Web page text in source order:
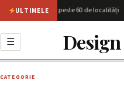
ULTIMELE
Harkov cu peste 60 de localități
☰ Design
CATEGORIE